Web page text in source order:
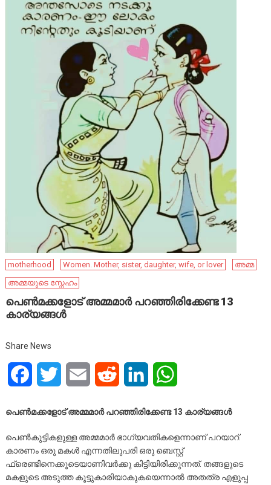
motherhood Women. Mother, sister, daughter, wife, or lover
അമ്മ
അമ്മയുടെ സ്നേഹം
പെണ്‍മക്കളോട് അമ്മമാര്‍ പറഞ്ഞിരിക്കേണ്ട 13
കാര്യങ്ങള്‍
Share News
FacebookTwitter Email Reddit LinkedIn
പെണ്‍മക്കളോട് അമ്മമാര്‍ പറഞ്ഞിരിക്കേണ്ട 13 കാര്യങ്ങള്‍
പെണ്‍കുട്ടികളുള്ള അമ്മമാര്‍ ഭാഗ്യവതികളെന്നാണ് പറയാറ്.
കാരണം ഒരു മകള്‍ എന്നതിലുപരി ഒരു ബെസ്റ്റ്
ഫ്രെണ്ടിനെക്കൂടെയാണിവര്‍ക്കു കിട്ടിയിരിക്കുന്നത്. തങ്ങളുടെ
മകളുടെ അടുത്ത കൂട്ടുകാരിയാകുകയെന്നാല്‍ അതത്ര എളുപ്പ